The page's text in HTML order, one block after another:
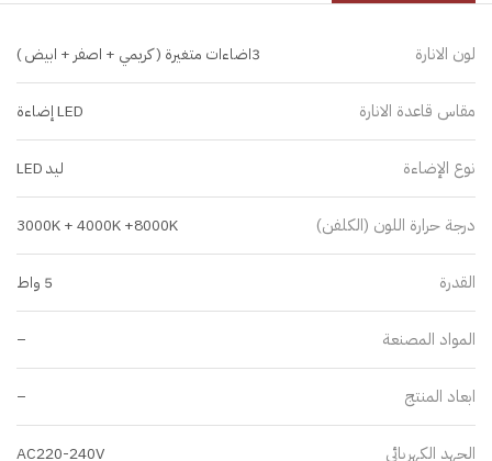
لون الانارة 3اضاءات متغيرة ( كريمي + اصفر + ابيض )
مقاس قاعدة الانارة LED إضاءة
نوع الإضاءة ليد LED
درجة حرارة اللون (الكلفن) 3000K + 4000K +8000K
القدرة 5 واط
المواد المصنعة –
ابعاد المنتج –
الجهد الكهربائي AC220-240V